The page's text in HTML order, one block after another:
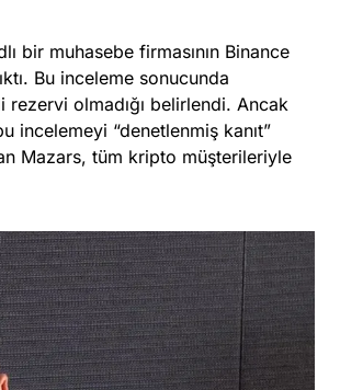
bir muhasebe firmasının Binance
Bu inceleme sonucunda
olmadığı belirlendi. Ancak
incelemeyi “denetlenmiş kanıt”
Mazars, tüm kripto müşterileriyle